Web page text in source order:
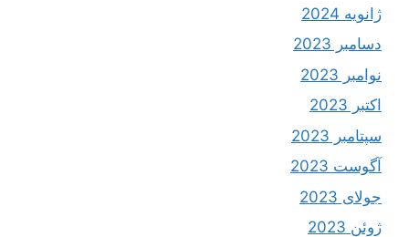
ژانویه 2024
دسامبر 2023
نوامبر 2023
اکتبر 2023
سپتامبر 2023
آگوست 2023
جولای 2023
ژوئن 2023